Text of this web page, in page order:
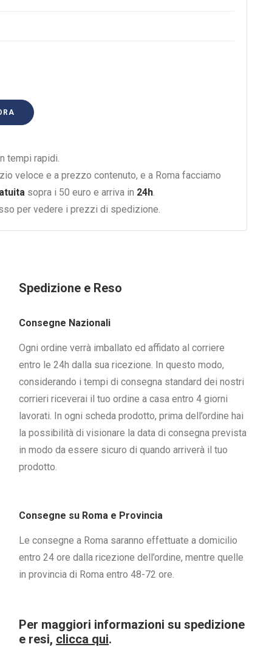
tempi rapidi.
veloce e a prezzo contenuto, e a Roma facciamo
sopra i 50 euro e arriva in 24h.
per vedere i prezzi di spedizione.
Nobile di Montepulciano
Silineo Fattoria del Cerro
Merlot
Spedizione e Reso
Consegne Nazionali
Ogni ordine verrà imballato ed affidato al corriere
entro le 24h dalla sua ricezione. In questo modo,
considerando i tempi di consegna standard dei nostri
corrieri riceverai il tuo ordine a casa entro 4 giorni
lavorati. In ogni scheda prodotto, prima dell’ordine hai
la possibilità di visionare la data di consegna prevista
in modo da essere sicuro di quando arriverà il tuo
prodotto.
Consegne su Roma e Provincia
Le consegne a Roma saranno effettuate a domicilio
entro 24 ore dalla ricezione dell’ordine, mentre quelle
in provincia di Roma entro 48-72 ore.
Per maggiori informazioni su spedizione
e resi, clicca qui.